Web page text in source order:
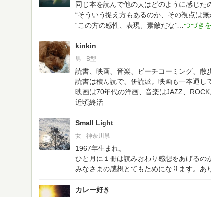
同じ本を読んで他の人はどのように感じた
“そういう捉え方もあるのか、その視点は無
“この方の感性、表現、素敵だな”
kinkin
男 B型
読書、映画、音楽、ビーチコーミング、散
読書は積ん読で、併読派。映画も一本通し
映画は70年代の洋画、音楽はJAZZ、
近頃終活
Small Light
女 神奈川県
1967年生まれ。
ひと月に１冊は読みおわり感想をあげるの
みなさまの感想とてもためになります。あ
カレー好き